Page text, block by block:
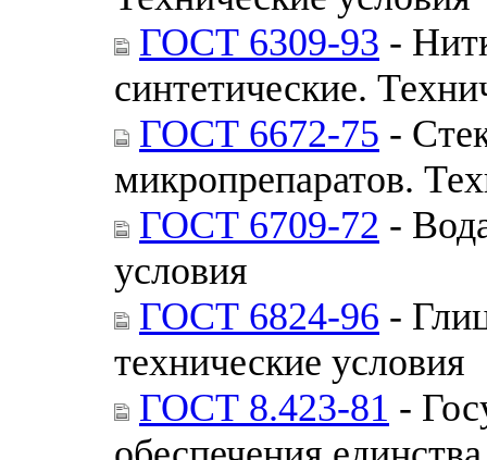
ГОСТ 6309-93 -
синтетические.
ГОСТ 6672-75 -
микропрепаратов.
ГОСТ 6709-72 -
условия
ГОСТ 6824-96 -
технические условия
ГОСТ 8.423-81 -